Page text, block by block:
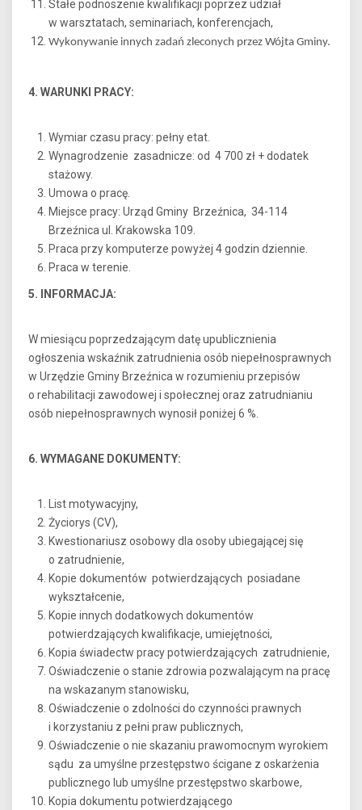
Stałe podnoszenie kwalifikacji poprzez udział
w warsztatach, seminariach, konferencjach,
Wykonywanie innych zadań zleconych przez Wójta Gminy.
4. WARUNKI PRACY:
Wymiar czasu pracy: pełny etat.
Wynagrodzenie zasadnicze: od 4 700 zł + dodatek
stażowy.
Umowa o pracę.
Miejsce pracy: Urząd Gminy Brzeźnica, 34-114
Brzeźnica ul. Krakowska 109.
Praca przy komputerze powyżej 4 godzin dziennie.
Praca w terenie.
5. INFORMACJA:
W miesiącu poprzedzającym datę upublicznienia
ogłoszenia wskaźnik zatrudnienia osób niepełnosprawnych
w Urzędzie Gminy Brzeźnica w rozumieniu przepisów
o rehabilitacji zawodowej i społecznej oraz zatrudnianiu
osób niepełnosprawnych wynosił poniżej 6 %.
6. WYMAGANE DOKUMENTY:
List motywacyjny,
Życiorys (CV),
Kwestionariusz osobowy dla osoby ubiegającej się
o zatrudnienie,
Kopie dokumentów potwierdzających posiadane
wykształcenie,
Kopie innych dodatkowych dokumentów
potwierdzających kwalifikacje, umiejętności,
Kopia świadectw pracy potwierdzających zatrudnienie,
Oświadczenie o stanie zdrowia pozwalającym na pracę
na wskazanym stanowisku,
Oświadczenie o zdolności do czynności prawnych
i korzystaniu z pełni praw publicznych,
Oświadczenie o nie skazaniu prawomocnym wyrokiem
sądu za umyślne przestępstwo ścigane z oskarżenia
publicznego lub umyślne przestępstwo skarbowe,
Kopia dokumentu potwierdzającego